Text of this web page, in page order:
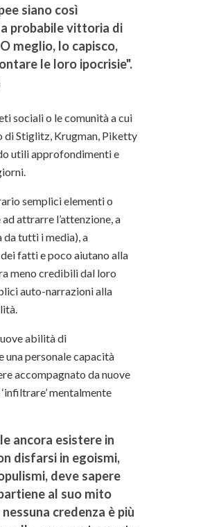
siano così
probabile vittoria di
meglio, lo capisco,
le loro ipocrisie".
sociali o le comunità a cui
di Stiglitz, Krugman, Piketty
utili approfondimenti e
semplici elementi o
attrarre l’attenzione, a
da tutti i media), a
fatti e poco aiutano alla
meno credibili dal loro
auto-narrazioni alla
abilità di
personale capacità
accompagnato da nuove
mentalmente
ancora esistere in
disfarsi in egoismi,
deve sapere
al suo mito
credenza è più